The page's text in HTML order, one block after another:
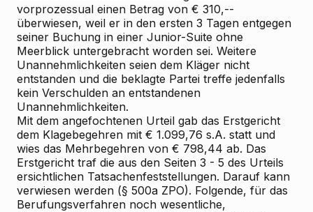
vorprozessual einen Betrag von € 310,--
überwiesen, weil er in den ersten 3 Tagen entgegen
seiner Buchung in einer Junior-Suite ohne
Meerblick untergebracht worden sei. Weitere
Unannehmlichkeiten seien dem Kläger nicht
entstanden und die beklagte Partei treffe jedenfalls
kein Verschulden an entstandenen
Unannehmlichkeiten.
Mit dem angefochtenen Urteil gab das Erstgericht
dem Klagebegehren mit € 1.099,76 s.A. statt und
wies das Mehrbegehren von € 798,44 ab. Das
Erstgericht traf die aus den Seiten 3 - 5 des Urteils
ersichtlichen Tatsachenfeststellungen. Darauf kann
verwiesen werden (§ 500a ZPO). Folgende, für das
Berufungsverfahren noch wesentliche,